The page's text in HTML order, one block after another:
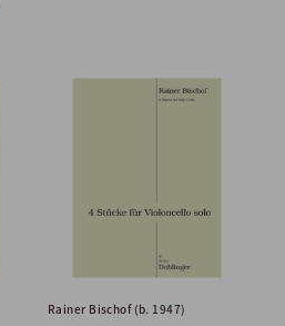
Rainer Bischof (b. 1947)